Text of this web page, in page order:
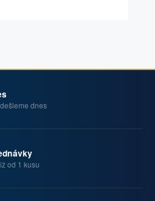
dnes
od 1 kusu